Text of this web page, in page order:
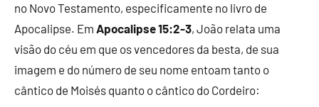
no Novo Testamento, especificamente no livro de
Apocalipse. Em Apocalipse 15:2-3, João relata uma
visão do céu em que os vencedores da besta, de sua
imagem e do número de seu nome entoam tanto o
cântico de Moisés quanto o cântico do Cordeiro: